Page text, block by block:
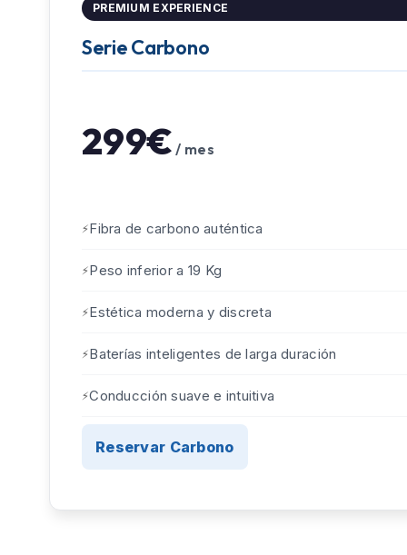
PREMIUM EXPERIENCE
Serie Carbono
299€ / mes
Fibra de carbono auténtica
Peso inferior a 19 Kg
Estética moderna y discreta
Baterías inteligentes de larga duración
Conducción suave e intuitiva
Reservar Carbono